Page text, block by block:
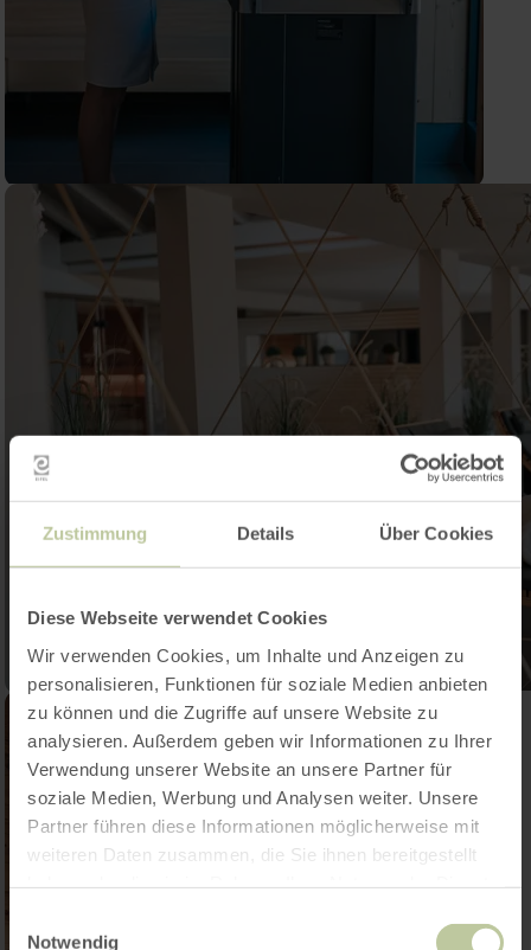
Zustimmung Details Über Cookies
Diese Webseite verwendet Cookies
Wir verwenden Cookies, um Inhalte und Anzeigen zu
personalisieren, Funktionen für soziale Medien anbieten
zu können und die Zugriffe auf unsere Website zu
analysieren. Außerdem geben wir Informationen zu Ihrer
Verwendung unserer Website an unsere Partner für
soziale Medien, Werbung und Analysen weiter. Unsere
Partner führen diese Informationen möglicherweise mit
weiteren Daten zusammen, die Sie ihnen bereitgestellt
Notwendig